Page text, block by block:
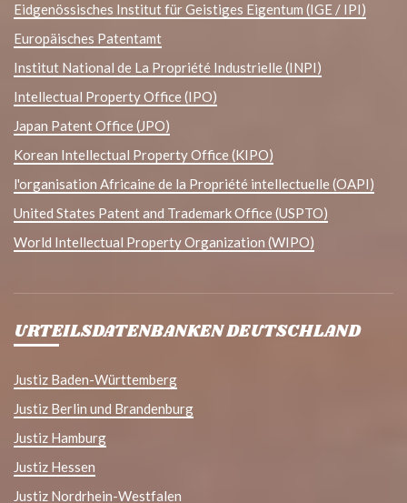
Eidgenössisches Institut für Geistiges Eigentum (IGE / IPI)
Europäisches Patentamt
Institut National de La Propriété Industrielle (INPI)
Intellectual Property Office (IPO)
Japan Patent Office (JPO)
Korean Intellectual Property Office (KIPO)
l'organisation Africaine de la Propriété intellectuelle (OAPI)
United States Patent and Trademark Office (USPTO)
World Intellectual Property Organization (WIPO)
URTEILSDATENBANKEN DEUTSCHLAND
Justiz Baden-Württemberg
Justiz Berlin und Brandenburg
Justiz Hamburg
Justiz Hessen
Justiz Nordrhein-Westfalen